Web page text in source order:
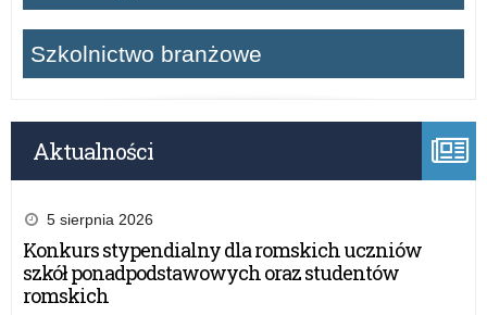
Szkolnictwo branżowe
Aktualności
5 sierpnia 2026
Konkurs stypendialny dla romskich uczniów
szkół ponadpodstawowych oraz studentów
romskich